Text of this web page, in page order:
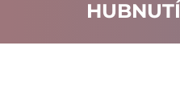
HUBNUTÍ